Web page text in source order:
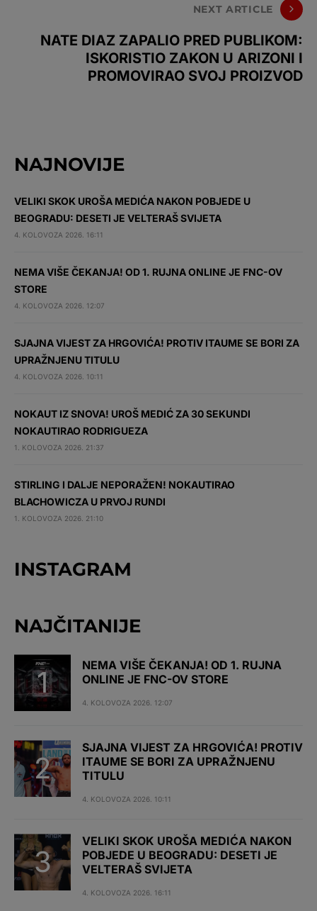
NEXT ARTICLE
NATE DIAZ ZAPALIO PRED PUBLIKOM:
ISKORISTIO ZAKON U ARIZONI I
PROMOVIRAO SVOJ PROIZVOD
NAJNOVIJE
VELIKI SKOK UROŠA MEDIĆA NAKON POBJEDE U
BEOGRADU: DESETI JE VELTERAŠ SVIJETA
4. KOLOVOZA 2026. 16:11
NEMA VIŠE ČEKANJA! OD 1. RUJNA ONLINE JE FNC-OV
STORE
4. KOLOVOZA 2026. 12:07
SJAJNA VIJEST ZA HRGOVIĆA! PROTIV ITAUME SE BORI ZA
UPRAŽNJENU TITULU
4. KOLOVOZA 2026. 10:11
NOKAUT IZ SNOVA! UROŠ MEDIĆ ZA 30 SEKUNDI
NOKAUTIRAO RODRIGUEZA
1. KOLOVOZA 2026. 21:37
STIRLING I DALJE NEPORAŽEN! NOKAUTIRAO
BLACHOWICZA U PRVOJ RUNDI
1. KOLOVOZA 2026. 21:10
INSTAGRAM
NAJČITANIJE
NEMA VIŠE ČEKANJA! OD 1. RUJNA
ONLINE JE FNC-OV STORE
4. KOLOVOZA 2026. 12:07
SJAJNA VIJEST ZA HRGOVIĆA! PROTIV
ITAUME SE BORI ZA UPRAŽNJENU
TITULU
4. KOLOVOZA 2026. 10:11
VELIKI SKOK UROŠA MEDIĆA NAKON
POBJEDE U BEOGRADU: DESETI JE
VELTERAŠ SVIJETA
4. KOLOVOZA 2026. 16:11